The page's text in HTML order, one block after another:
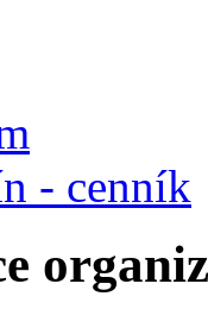
- cenník